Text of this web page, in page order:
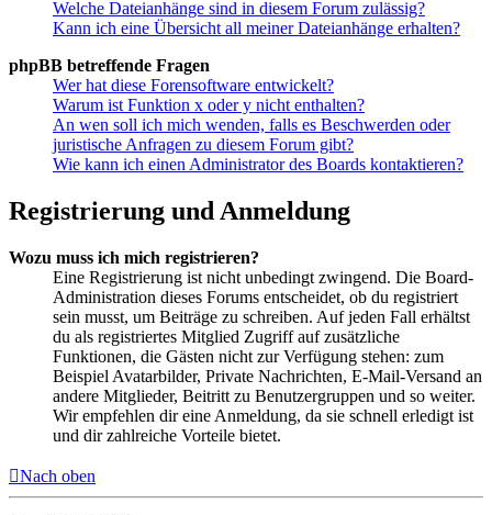
Welche Dateianhänge sind in diesem Forum zulässig?
Kann ich eine Übersicht all meiner Dateianhänge erhalten?
phpBB betreffende Fragen
Wer hat diese Forensoftware entwickelt?
Warum ist Funktion x oder y nicht enthalten?
An wen soll ich mich wenden, falls es Beschwerden oder
juristische Anfragen zu diesem Forum gibt?
Wie kann ich einen Administrator des Boards kontaktieren?
Registrierung und Anmeldung
Wozu muss ich mich registrieren?
Eine Registrierung ist nicht unbedingt zwingend. Die Board-
Administration dieses Forums entscheidet, ob du registriert
sein musst, um Beiträge zu schreiben. Auf jeden Fall erhältst
du als registriertes Mitglied Zugriff auf zusätzliche
Funktionen, die Gästen nicht zur Verfügung stehen: zum
Beispiel Avatarbilder, Private Nachrichten, E-Mail-Versand an
andere Mitglieder, Beitritt zu Benutzergruppen und so weiter.
Wir empfehlen dir eine Anmeldung, da sie schnell erledigt ist
und dir zahlreiche Vorteile bietet.
Nach oben